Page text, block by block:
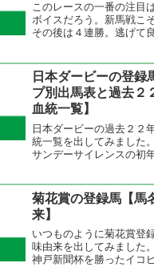
このレースの一番の注目
ボイスだろう。新馬戦こ
その後は４連勝。逃げて
が６勝目を挙げ新記録達
騎手が強い馬に乗ったら
日本ダービーの登録
プ別出馬表と過去２
血統一覧】
日本ダービーの過去２２
統一覧を出してみました
サンデーサイレンスの初
げている。しかし、サン
系が全く連対出来ない年
菊花賞の登録馬【馬
来】
いつものように菊花賞登
味由来を出してみました
神戸新聞杯を勝ったイコ